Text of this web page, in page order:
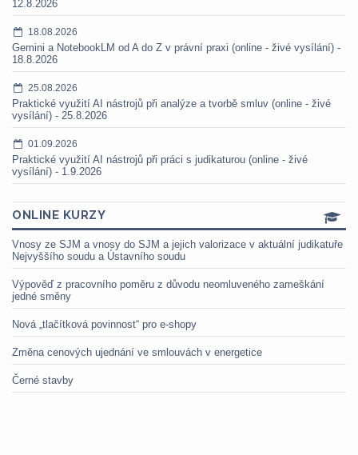
12.8.2026
18.08.2026
Gemini a NotebookLM od A do Z v právní praxi (online - živé vysílání) -
18.8.2026
25.08.2026
Praktické využití AI nástrojů při analýze a tvorbě smluv (online - živé
vysílání) - 25.8.2026
01.09.2026
Praktické využití AI nástrojů při práci s judikaturou (online - živé
vysílání) - 1.9.2026
ONLINE KURZY
Vnosy ze SJM a vnosy do SJM a jejich valorizace v aktuální judikatuře
Nejvyššího soudu a Ústavního soudu
Výpověď z pracovního poměru z důvodu neomluveného zameškání
jedné směny
Nová „tlačítková povinnost“ pro e-shopy
Změna cenových ujednání ve smlouvách v energetice
Černé stavby